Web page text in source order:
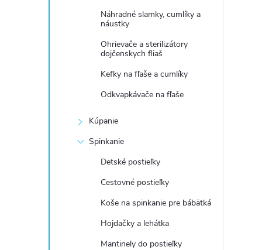
Náhradné slamky, cumlíky a
náustky
Ohrievače a sterilizátory
dojčenskych fliaš
Kefky na fľaše a cumlíky
Odkvapkávače na fľaše
Kúpanie
Spinkanie
Detské postieľky
Cestovné postieľky
Koše na spinkanie pre bábätká
Hojdačky a lehátka
Mantinely do postieľky